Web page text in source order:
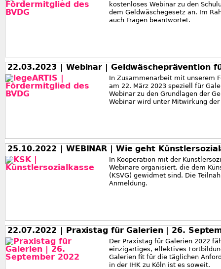
kostenloses Webinar zu den
dem Geldwäschegesetz an. Im
auch Fragen beantwortet.
22.03.2023 | Webinar | Geldwäscheprävention
In Zusammenarbeit mit unserem
am 22. März 2023 speziell für
Webinar zu den Grundlagen der
Webinar wird unter Mitwirkung
25.10.2022 | WEBINAR | Wie geht
In Kooperation mit der
Webinare organisiert, die dem
(KSVG) gewidmet sind. Die
Anmeldung.
22.07.2022 | Praxistag für Galerien | 26.
Der Praxistag für Galerien 2022
einzigartiges, effektives
Galerien fit für die täglichen
in der IHK zu Köln ist es soweit.